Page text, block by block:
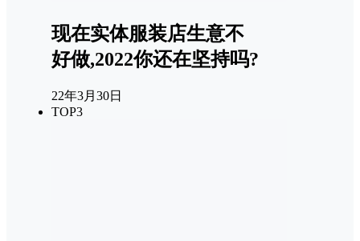
现在实体服装店生意不
好做,2022你还在坚持吗?
22年3月30日
TOP3